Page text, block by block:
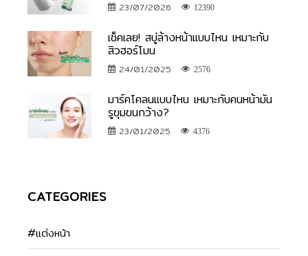
23/07/2026 12390
เช็คเลย! สบู่ล้างหน้าแบบไหน เหมาะกับ
สิวฮอร์โมน
24/01/2025 2576
มาร์คโคลนแบบไหน เหมาะกับคนหน้ามัน
รูขุมขนกว้าง?
23/01/2025 4376
CATEGORIES
#แต่งหน้า